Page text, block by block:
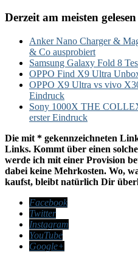
Derzeit am meisten gelesen
Anker Nano Charger &
& Co ausprobiert
Samsung Galaxy Fold 8
OPPO Find X9 Ultra
OPPO X9 Ultra vs vivo
Eindruck
Sony 1000X THE
erster Eindruck
Die mit * gekennzeichneten
Links. Kommt über einen
werde ich mit einer Provision
dabei keine Mehrkosten. Wo,
kaufst, bleibt natürlich Dir
Facebook
Twitter
Instagram
YouTube
Google+